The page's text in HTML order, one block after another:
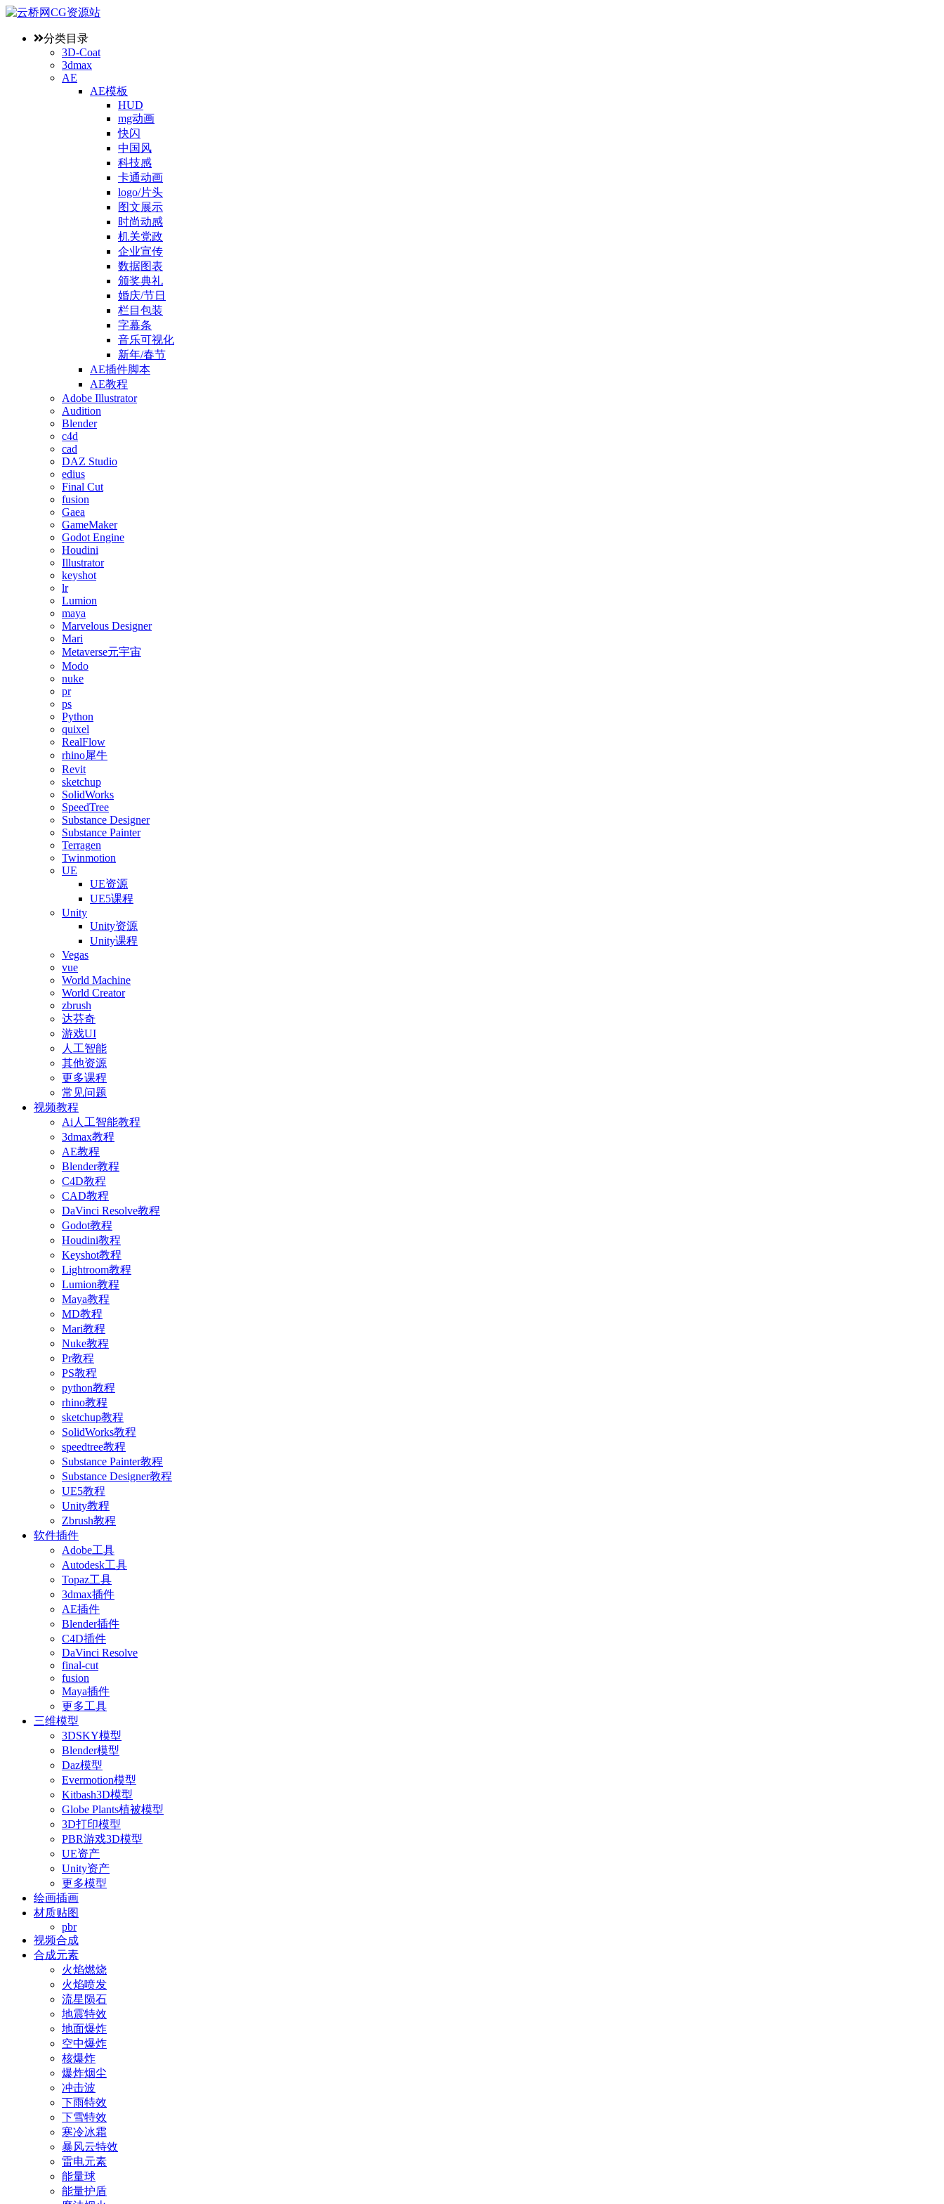
分类目录
3D-Coat
3dmax
AE
AE模板
HUD
mg动画
快闪
中国风
科技感
卡通动画
logo/片头
图文展示
时尚动感
机关党政
企业宣传
数据图表
颁奖典礼
婚庆/节日
栏目包装
字幕条
音乐可视化
新年/春节
AE插件脚本
AE教程
Adobe Illustrator
Audition
Blender
c4d
cad
DAZ Studio
edius
Final Cut
fusion
Gaea
GameMaker
Godot Engine
Houdini
Illustrator
keyshot
lr
Lumion
maya
Marvelous Designer
Mari
Metaverse元宇宙
Modo
nuke
pr
ps
Python
quixel
RealFlow
rhino犀牛
Revit
sketchup
SolidWorks
SpeedTree
Substance Designer
Substance Painter
Terragen
Twinmotion
UE
UE资源
UE5课程
Unity
Unity资源
Unity课程
Vegas
vue
World Machine
World Creator
zbrush
达芬奇
游戏UI
人工智能
其他资源
更多课程
常见问题
视频教程
Ai人工智能教程
3dmax教程
AE教程
Blender教程
C4D教程
CAD教程
DaVinci Resolve教程
Godot教程
Houdini教程
Keyshot教程
Lightroom教程
Lumion教程
Maya教程
MD教程
Mari教程
Nuke教程
Pr教程
PS教程
python教程
rhino教程
sketchup教程
SolidWorks教程
speedtree教程
Substance Painter教程
Substance Designer教程
UE5教程
Unity教程
Zbrush教程
软件插件
Adobe工具
Autodesk工具
Topaz工具
3dmax插件
AE插件
Blender插件
C4D插件
DaVinci Resolve
final-cut
fusion
Maya插件
更多工具
三维模型
3DSKY模型
Blender模型
Daz模型
Evermotion模型
Kitbash3D模型
Globe Plants植被模型
3D打印模型
PBR游戏3D模型
UE资产
Unity资产
更多模型
绘画插画
材质贴图
pbr
视频合成
合成元素
火焰燃烧
火焰喷发
流星陨石
地震特效
地面爆炸
空中爆炸
核爆炸
爆炸烟尘
冲击波
下雨特效
下雪特效
寒冷冰霜
暴风云特效
雷电元素
能量球
能量护盾